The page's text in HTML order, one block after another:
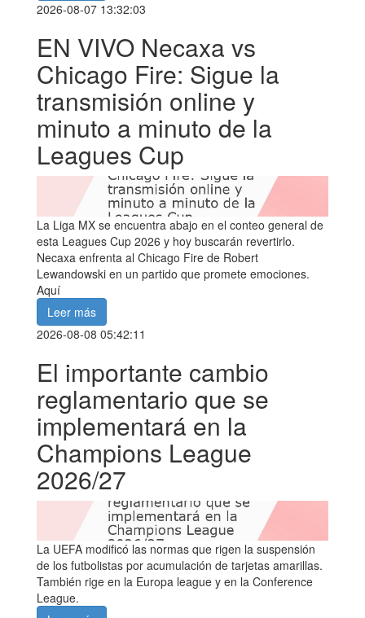
2026-08-07 13:32:03
EN VIVO Necaxa vs
Chicago Fire: Sigue la
transmisión online y
minuto a minuto de la
Leagues Cup
La Liga MX se encuentra abajo en el conteo general de
esta Leagues Cup 2026 y hoy buscarán revertirlo.
Necaxa enfrenta al Chicago Fire de Robert
Lewandowski en un partido que promete emociones.
Aquí
Leer más
2026-08-08 05:42:11
El importante cambio
reglamentario que se
implementará en la
Champions League
2026/27
La UEFA modificó las normas que rigen la suspensión
de los futbolistas por acumulación de tarjetas amarillas.
También rige en la Europa league y en la Conference
League.